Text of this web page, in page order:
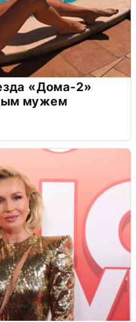
«Дома-2»
мужем